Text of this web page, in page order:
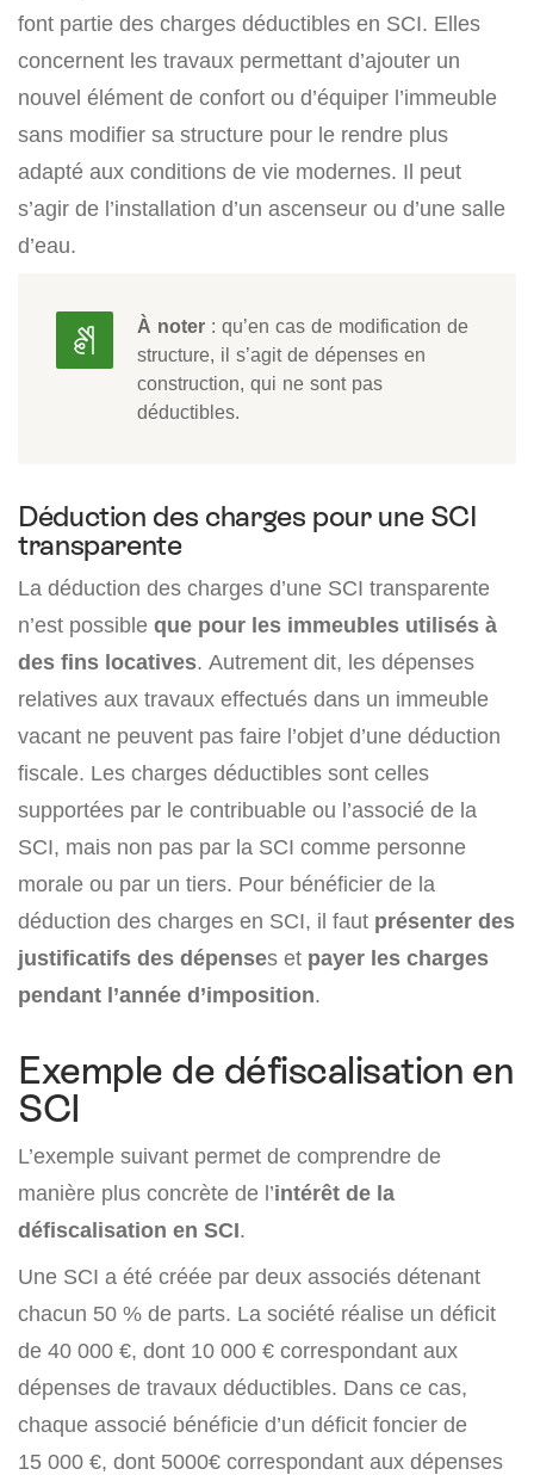
font partie des charges déductibles en SCI. Elles
concernent les travaux permettant d’ajouter un
nouvel élément de confort ou d’équiper l’immeuble
sans modifier sa structure pour le rendre plus
adapté aux conditions de vie modernes. Il peut
s’agir de l’installation d’un ascenseur ou d’une salle
d’eau.
À noter : qu’en cas de modification de
structure, il s’agit de dépenses en
construction, qui ne sont pas
déductibles.
Déduction des charges pour une SCI
transparente
La déduction des charges d’une SCI transparente
n’est possible que pour les immeubles utilisés à
des fins locatives. Autrement dit, les dépenses
relatives aux travaux effectués dans un immeuble
vacant ne peuvent pas faire l’objet d’une déduction
fiscale. Les charges déductibles sont celles
supportées par le contribuable ou l’associé de la
SCI, mais non pas par la SCI comme personne
morale ou par un tiers. Pour bénéficier de la
déduction des charges en SCI, il faut présenter des
justificatifs des dépenses et payer les charges
pendant l’année d’imposition.
Exemple de défiscalisation en
SCI
L’exemple suivant permet de comprendre de
manière plus concrète de l’intérêt de la
défiscalisation en SCI.
Une SCI a été créée par deux associés détenant
chacun 50 % de parts. La société réalise un déficit
de 40 000 €, dont 10 000 € correspondant aux
dépenses de travaux déductibles. Dans ce cas,
chaque associé bénéficie d’un déficit foncier de
15 000 €, dont 5000€ correspondant aux dépenses